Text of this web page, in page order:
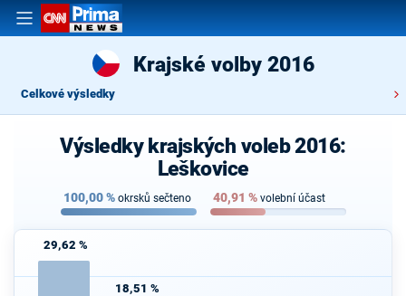
Krajské volby 2016
Celkové výsledky
Výsledky krajských voleb 2016:
Leškovice
100,00% okrsků sečteno 40,91 % volební účast
29,62 %
18,51 %